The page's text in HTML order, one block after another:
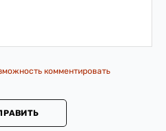
комментировать